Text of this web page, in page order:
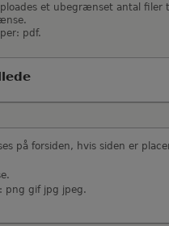
et ubegrænset antal filer
pdf.
på forsiden, hvis siden er
png gif jpg jpeg.